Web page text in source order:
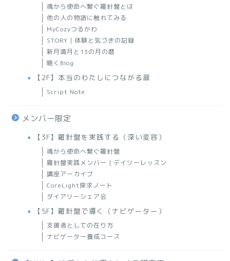
魂から使命へ繋ぐ羅針盤とは
他の人の物語に触れてみる
MyCozyつるかわ
STORY｜体験と気づきの記録
新月満月と13の月の暦
聴くBlog
【2F】本当のわたしにつながる扉
Script Note
メンバー限定
【3F】羅針盤を実践する（深い変容）
魂から使命へ繋ぐ羅針盤
羅針盤実践メンバー｜デイリーレッスン
講座アーカイブ
CoreLight探求ノート
ダイアリーシェア会
【5F】羅針盤で導く（ナビゲーター）
支援者としての在り方
ナビゲーター養成コース